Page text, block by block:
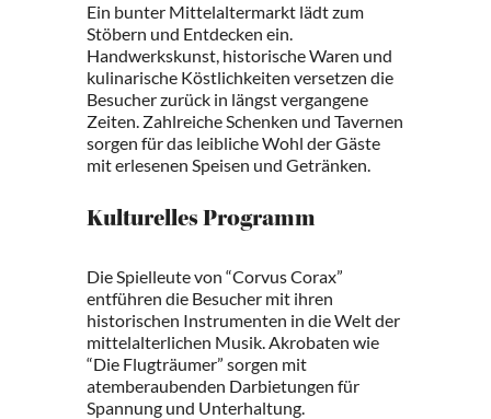
Ein bunter Mittelaltermarkt lädt zum
Stöbern und Entdecken ein.
Handwerkskunst, historische Waren und
kulinarische Köstlichkeiten versetzen die
Besucher zurück in längst vergangene
Zeiten. Zahlreiche Schenken und Tavernen
sorgen für das leibliche Wohl der Gäste
mit erlesenen Speisen und Getränken.
Kulturelles Programm
Die Spielleute von “Corvus Corax”
entführen die Besucher mit ihren
historischen Instrumenten in die Welt der
mittelalterlichen Musik. Akrobaten wie
“Die Flugträumer” sorgen mit
atemberaubenden Darbietungen für
Spannung und Unterhaltung.